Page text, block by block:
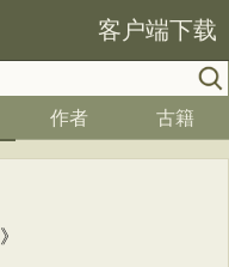
客户端下载
作者 古籍
》